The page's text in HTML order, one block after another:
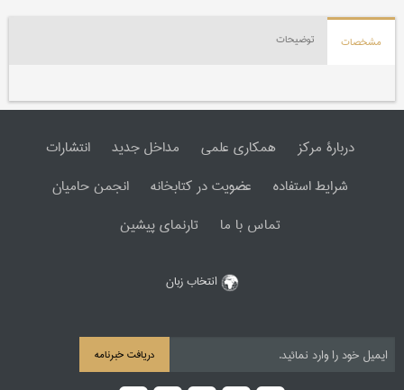
مشخصات توضیحات
دربارۀ مرکز همکاری علمی مداخل جدید
انتشارات
شرایط استفاده
عضویت در کتابخانه
انجمن حامیان
تماس با ما
تارنمای پیشین
انتخاب زبان
دریافت خبرنامه